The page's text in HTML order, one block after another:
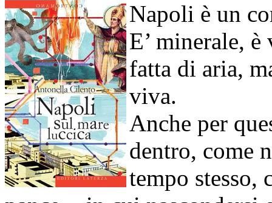
Napoli è un
E’ minerale,
fatta di aria,
viva.
Anche per
dentro, come
tempo stesso,